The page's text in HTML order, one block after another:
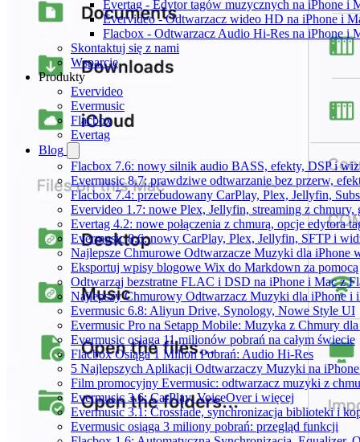
Evertag - Edytor tagów muzycznych na iPhone i
Evervideo - Odtwarzacz wideo HD na iPhone i
Flacbox - Odtwarzacz Audio Hi-Res na iPhone i
Skontaktuj się z nami
Wsparcie
Produkty
Evervideo
Evermusic
Flacbox
Evertag
Blog
Flacbox 7.6: nowy silnik audio BASS, efekty, DSP i
Evermusic 8.7: prawdziwe odtwarzanie bez przerw,
Flacbox 7.4: przebudowany CarPlay, Plex, Jellyfin,
Evervideo 1.7: nowe Plex, Jellyfin, streaming z chmury,
Evertag 4.2: nowe połączenia z chmurą, opcje edytora
Evermusic 8.6: nowy CarPlay, Plex, Jellyfin, SFTP i
Najlepsze Chmurowe Odtwarzacze Muzyki dla iPhone
Eksportuj wpisy blogowe Wix do Markdown za
Odtwarzaj bezstratne FLAC i DSD na iPhone i Mac z
Najlepszy Chmurowy Odtwarzacz Muzyki dla iPhone i
Evermusic 6.8: Aliyun Drive, Synology, Nowe Style UI
Evermusic Pro na Setapp Mobile: Muzyka z Chmury
Evermusic osiąga 11 milionów pobrań na całym świecie
Flacbox Osiąga 1 Milion Pobrań: Audio Hi-Res
5 Najlepszych Aplikacji Odtwarzaczy Muzyki na
Film promocyjny Evermusic: odtwarzacz muzyki z
Evermusic 3.6: CarPlay, VoiceOver i więcej
Evermusic 3.1: Crossfade, synchronizacja biblioteki i
Evermusic osiąga 3 miliony pobrań: przegląd funkcji